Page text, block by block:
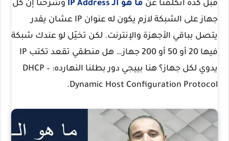
قبل كده اتكلمنا عن ما هو الـ IP Address
وشرحنا إن كل
جهاز على الشبكة لازم يكون له عنوان IP عشان يقدر
يتصل بباقي الأجهزة والإنترنت. لكن تخيّل لو عندك شبكة
فيها 20 أو 50 أو 200 جهاز… هل منطقي تقعد تكتب IP
يدوي لكل جهاز؟ هنا بييجي دور بطلنا النهارده: DHCP –
Dynamic Host Configuration Protocol
.